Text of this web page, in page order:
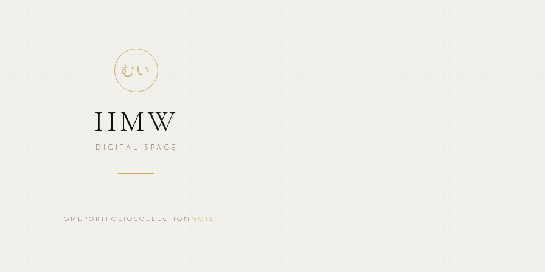
むい
HMW
DIGITAL SPACE
HOME PORTFOLIO COLLECTION NOTE